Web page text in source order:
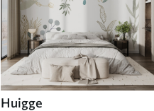
Huigge